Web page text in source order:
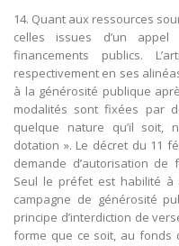
14. Quant aux ressources
celles issues d’un
financements publics.
respectivement en ses
à la générosité publique
modalités sont fixées par
quelque nature qu’il
dotation ». Le décret du 11
demande d’autorisation
Seul le préfet est habilité à
campagne de générosité
principe d’interdiction de
forme que ce soit, au fonds